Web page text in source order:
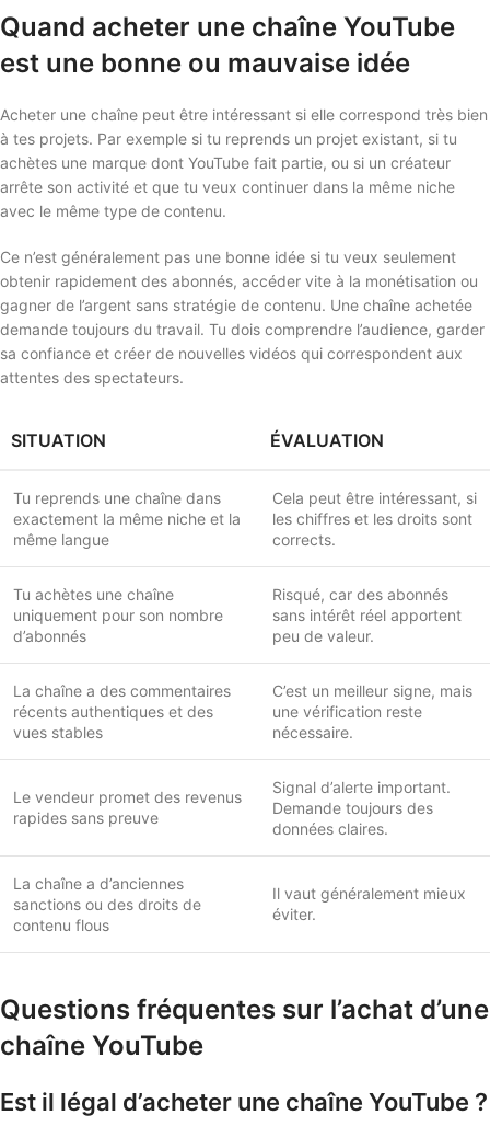
Quand acheter une chaîne YouTube
est une bonne ou mauvaise idée
Acheter une chaîne peut être intéressant si elle correspond très bien
à tes projets. Par exemple si tu reprends un projet existant, si tu
achètes une marque dont YouTube fait partie, ou si un créateur
arrête son activité et que tu veux continuer dans la même niche
avec le même type de contenu.
Ce n’est généralement pas une bonne idée si tu veux seulement
obtenir rapidement des abonnés, accéder vite à la monétisation ou
gagner de l’argent sans stratégie de contenu. Une chaîne achetée
demande toujours du travail. Tu dois comprendre l’audience, garder
sa confiance et créer de nouvelles vidéos qui correspondent aux
attentes des spectateurs.
SITUATION ÉVALUATION
Tu reprends une chaîne dans
exactement la même niche et la
même langue
Cela peut être intéressant, si
les chiffres et les droits sont
corrects.
Tu achètes une chaîne
uniquement pour son nombre
d’abonnés
Risqué, car des abonnés
sans intérêt réel apportent
peu de valeur.
La chaîne a des commentaires
récents authentiques et des
vues stables
C’est un meilleur signe, mais
une vérification reste
nécessaire.
Le vendeur promet des revenus
rapides sans preuve
Signal d’alerte important.
Demande toujours des
données claires.
La chaîne a d’anciennes
sanctions ou des droits de
contenu flous
Il vaut généralement mieux
éviter.
Questions fréquentes sur l’achat d’une
chaîne YouTube
Est il légal d’acheter une chaîne YouTube ?